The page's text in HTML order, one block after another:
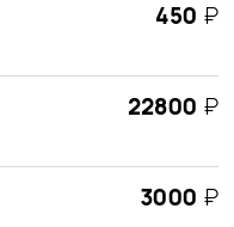
450 ₽
22800 ₽
3000 ₽